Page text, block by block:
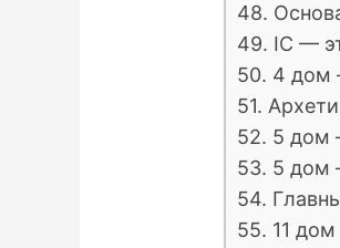
48.
49. IC —
50. 4 дом
51.
52. 5 дом
53. 5 дом
54.
55. 11